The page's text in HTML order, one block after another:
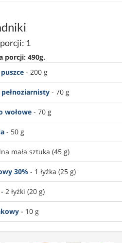
1
porcji: 490g.
- 200 g
- 70 g
wołowe - 70 g
- 50 g
mała sztuka (45 g)
30% - 1 łyżka (25 g)
2 łyżki (20 g)
- 10 g